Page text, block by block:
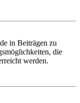
in Beiträgen zu
die
werden.